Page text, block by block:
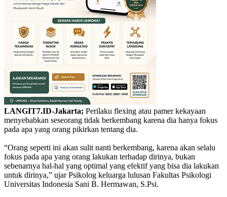
LANGIT7.ID-Jakarta; Perilaku flexing atau pamer kekayaan
menyebabkan seseorang tidak berkembang karena dia hanya fokus
pada apa yang orang pikirkan tentang dia.
“Orang seperti ini akan sulit nanti berkembang, karena akan selalu
fokus pada apa yang orang lakukan terhadap dirinya, bukan
sebenarnya hal-hal yang optimal yang efektif yang bisa dia lakukan
untuk dirinya,” ujar Psikolog keluarga lulusan Fakultas Psikologi
Universitas Indonesia Sani B. Hermawan, S.Psi.